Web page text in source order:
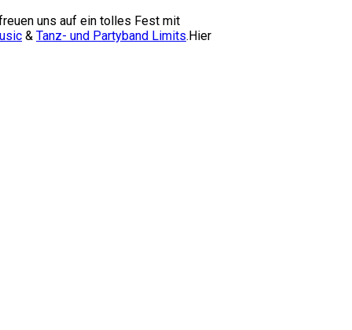
uns auf ein tolles Fest mit
& Tanz- und Partyband Limits.Hier